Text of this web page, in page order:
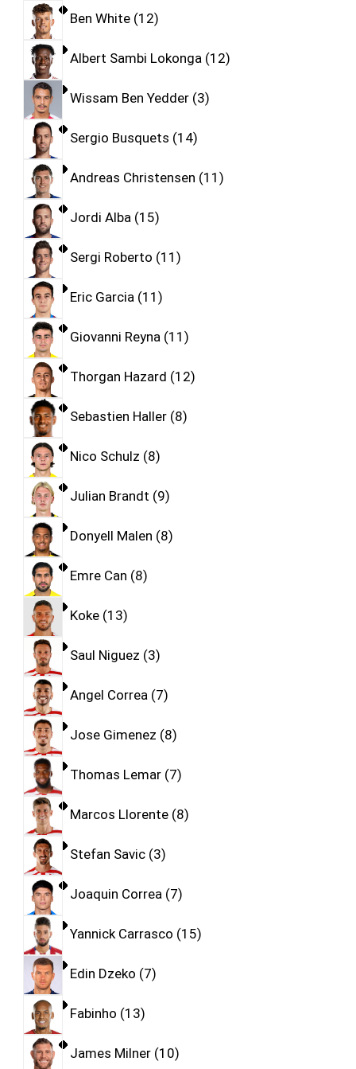
Ben White 12
Albert Sambi Lokonga 12
Wissam Ben Yedder 3
Sergio Busquets 14
Andreas Christensen 11
Jordi Alba 15
Sergi Roberto 11
Eric Garcia 11
Giovanni Reyna 11
Thorgan Hazard 12
Sebastien Haller 8
Nico Schulz 8
Julian Brandt 9
Donyell Malen 8
Emre Can 8
Koke 13
Saul Niguez 3
Angel Correa 7
Jose Gimenez 8
Thomas Lemar 7
Marcos Llorente 8
Stefan Savic 3
Joaquin Correa 7
Yannick Carrasco 15
Edin Dzeko 7
Fabinho 13
James Milner 10